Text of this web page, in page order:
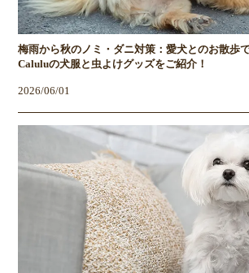
梅雨から秋のノミ・ダニ対策：愛犬とのお散歩
Caluluの犬服と虫よけグッズをご紹介！
2026/06/01